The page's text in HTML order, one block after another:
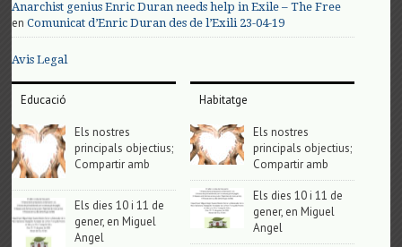
Anarchist genius Enric Duran needs help in Exile – The Free
enComunicat d’Enric Duran des de l’Exili 23-04-19
Avis Legal
Educació
Els nostres
principals objectius;
Compartir amb
Els dies 10 i 11 de
gener, en Miguel
Angel
Habitatge
Els nostres
principals objectius;
Compartir amb
Els dies 10 i 11 de
gener, en Miguel
Angel